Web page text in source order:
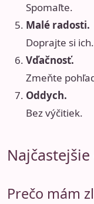
Spomaľte.
Malé radosti.
Doprajte si ich.
Vďačnosť.
Zmeňte
Oddych.
Bez výčitiek.
Prečo mám